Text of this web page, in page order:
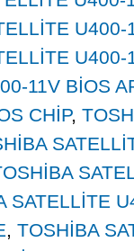
U400-
11V BİOS
CHİP,
SATELLİTE
, TOSHİBA